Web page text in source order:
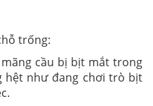
trống:
cầu bị bịt mắt trong
hệt như đang chơi trò bịt